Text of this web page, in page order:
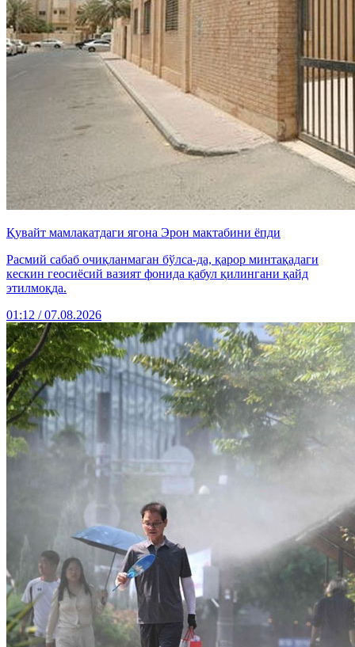
Қувайт мамлакатдаги ягона Эрон мактабини ёпди
Расмий сабаб очиқланмаган бўлса-да, қарор минтақадаги
кескин геосиёсий вазият фонида қабул қилингани қайд
этилмоқда.
01:12 / 07.08.2026